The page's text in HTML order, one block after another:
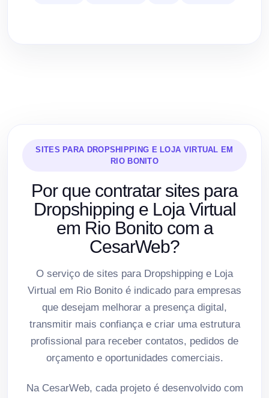
SITES PARA DROPSHIPPING E LOJA VIRTUAL EM
RIO BONITO
Por que contratar sites para
Dropshipping e Loja Virtual
em Rio Bonito com a
CesarWeb?
O serviço de sites para Dropshipping e Loja
Virtual em Rio Bonito é indicado para empresas
que desejam melhorar a presença digital,
transmitir mais confiança e criar uma estrutura
profissional para receber contatos, pedidos de
orçamento e oportunidades comerciais.
Na CesarWeb, cada projeto é desenvolvido com